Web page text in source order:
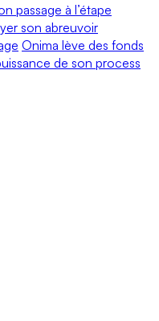
passage à l’étape
son abreuvoir
Onima lève des fonds
de son process